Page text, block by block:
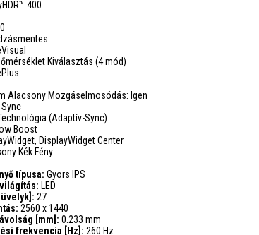
400
Kiválasztás (4 mód)
Alacsony Mozgáselmosódás: Igen
Sync
(Adaptív-Sync)
Boost
DisplayWidget Center
Kék Fény
típusa: Gyors IPS
LED
27
2560 x 1440
[mm]: 0.233 mm
frekvencia [Hz]: 260 Hz